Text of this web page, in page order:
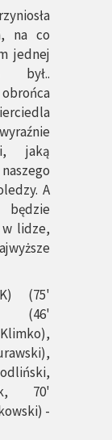
na co
jednej
był..
jaką
A
będzie
lidze,
(75'
(46'
70'
-